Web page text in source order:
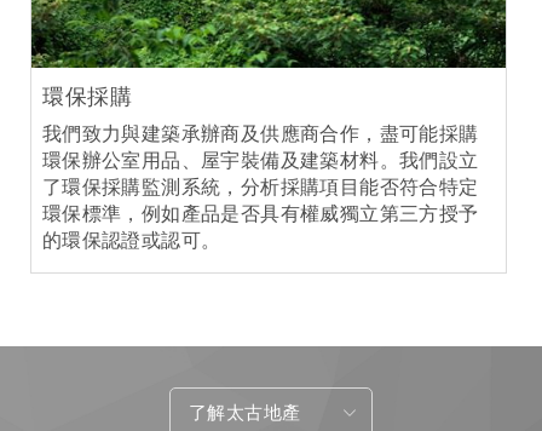
環保採購
我們致力與建築承辦商及供應商合作，盡可能採購
環保辦公室用品、屋宇裝備及建築材料。我們設立
了環保採購監測系統，分析採購項目能否符合特定
環保標準，例如產品是否具有權威獨立第三方授予
的環保認證或認可。
了解太古地產